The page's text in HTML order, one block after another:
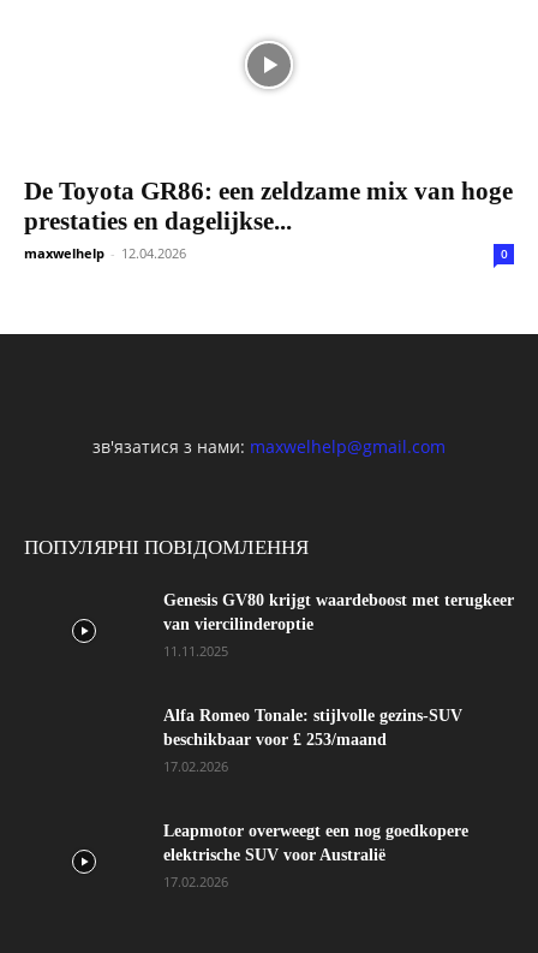
De Toyota GR86: een zeldzame mix van hoge
prestaties en dagelijkse...
maxwelhelp - 12.04.2026 0
зв'язатися з нами: maxwelhelp@gmail.com
ПОПУЛЯРНІ ПОВІДОМЛЕННЯ
Genesis GV80 krijgt waardeboost met terugkeer
van viercilinderoptie
11.11.2025
Alfa Romeo Tonale: stijlvolle gezins-SUV
beschikbaar voor £ 253/maand
17.02.2026
Leapmotor overweegt een nog goedkopere
elektrische SUV voor Australië
17.02.2026